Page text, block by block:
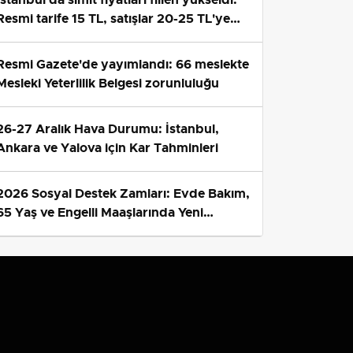
tarife 15 TL, satışlar 20-25 TL'ye
Gazete'de yayımlandı: 66 meslekte
Yeterlilik Belgesi zorunluluğu
27 Aralık Hava Durumu: İstanbul,
ve Yalova için Kar Tahminleri
Sosyal Destek Zamları: Evde Bakım,
Yaş ve Engelli Maaşlarında Yeni